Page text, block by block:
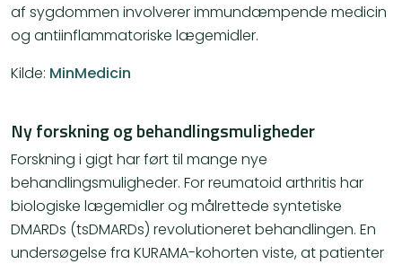
af sygdommen involverer immundæmpende medicin
og antiinflammatoriske lægemidler​​.
Kilde: MinMedicin
Ny forskning og behandlingsmuligheder
Forskning i gigt har ført til mange nye
behandlingsmuligheder. For reumatoid arthritis har
biologiske lægemidler og målrettede syntetiske
DMARDs (tsDMARDs) revolutioneret behandlingen. En
undersøgelse fra KURAMA-kohorten viste, at patienter